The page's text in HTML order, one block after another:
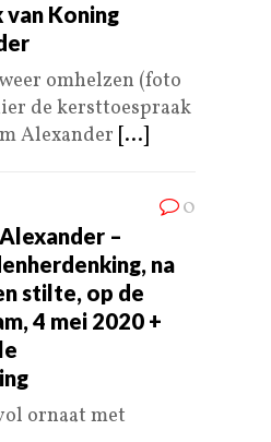
Koning
omhelzen (foto
de kersttoespraak
Alexander [...]
0
–
na
stilte, op de
4 mei 2020 +
ornaat met